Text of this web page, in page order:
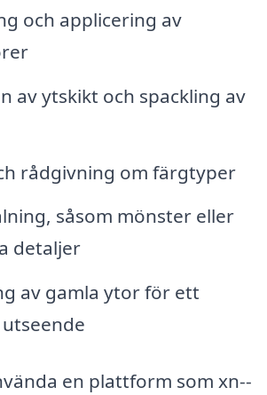
och applicering av
av ytskikt och spackling av
rådgivning om färgtyper
såsom mönster eller
detaljer
av gamla ytor för ett
en plattform som xn--